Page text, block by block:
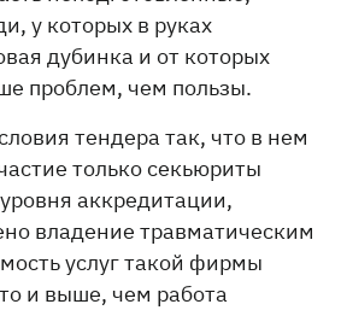
у которых в руках
дубинка и от которых
проблем, чем пользы.
тендера так, что в нем
только секьюриты
аккредитации,
владение травматическим
услуг такой фирмы
и выше, чем работа